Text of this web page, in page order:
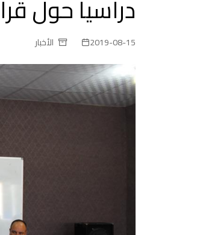
دراسيا حول قرار
2019-08-15 الأخبار